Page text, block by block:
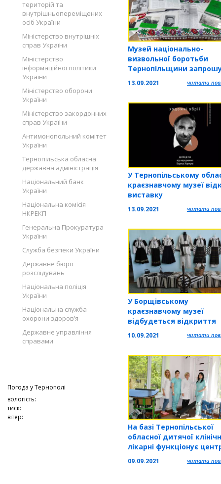
територій та
внутрішньопереміщених
осіб України
Міністерство внутрішніх
справ України
Міністерство
інформаційної політики
України
Міністерство оборони
України
Міністерство закордонних
справ України
Антимонопольний комітет
України
Тернопільська обласна
державна адміністрація
Національний банк
України
Національна комісія
НКРЕКП
Генеральна Прокуратура
України
Служба безпеки України
Державне бюро
розслідувань
Національна поліція
України
Національна служба
охорони здоров’я
Державне управління
справами
Погода уТернополі
вологість:
тиск:
вітер:
Музей національно-
визвольної боротьби
Тернопільщини
виставку
13.09.2021 читати
У Тернопільському
краєзнавчому музеї
виставку
13.09.2021 читати
У Борщівському
краєзнавчому музеї
відбудеться відкриття
10.09.2021 читати
На базі Тернопільської
обласної дитячої
лікарні функціонує
ранньої медичної
09.09.2021 читати